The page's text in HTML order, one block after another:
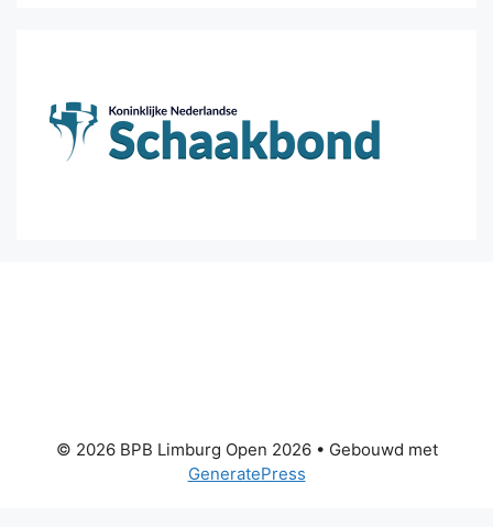
© 2026 BPB Limburg Open 2026• Gebouwd met
GeneratePress